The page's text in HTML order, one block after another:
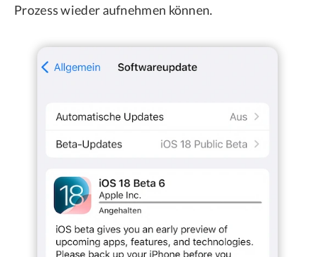
Prozess wieder aufnehmen können.